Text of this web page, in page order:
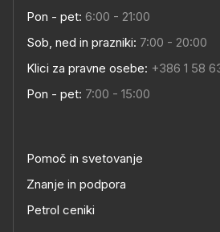
Pon - pet: 6:00 - 21:00
Sob, ned in prazniki: 7:00 - 20:00
Klici za pravne osebe: +386 1 58
Pon - pet: 7:00 - 15:00
Pomoč in svetovanje
Znanje in podpora
Petrol ceniki